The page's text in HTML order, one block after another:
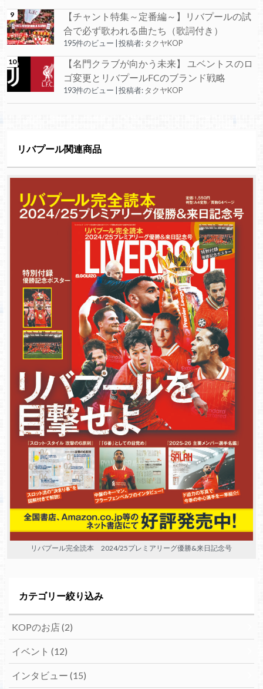
【チャント特集～定番編～】リバプールの試
合で必ず歌われる曲たち（歌詞付き）
195件のビュー 投稿者: タクヤKOP
【名門クラブが向かう未来】 ユベントスのロ
ゴ変更とリバプールFCのブランド戦略
193件のビュー 投稿者: タクヤKOP
リバプール関連商品
リバプール完全読本 2024/25プレミアリーグ優勝&来日記念号
カテゴリー絞り込み
KOPのお店(2)
イベント (12)
インタビュー (15)